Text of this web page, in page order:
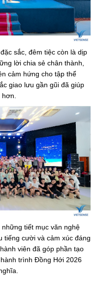
sắc, đêm tiệc còn là dịp
lời chia sẻ chân thành,
cảm hứng cho tập thể
giao lưu gần gũi đã giúp
hơn.
tiết mục văn nghệ
tiếng cười và cảm xúc đáng
viên đã góp phần tạo
trình Đồng Hới 2026